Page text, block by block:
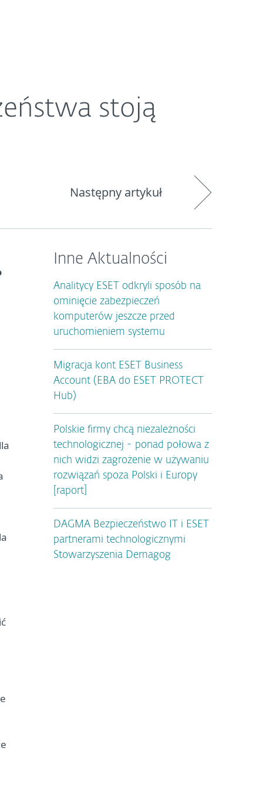
stoją
Następny artykuł
Inne Aktualności
Analitycy ESET odkryli sposób na
ominięcie zabezpieczeń
komputerów jeszcze przed
uruchomieniem systemu
Migracja kont ESET Business
Account (EBA do ESET PROTECT
Hub)
Polskie firmy chcą niezależności
technologicznej - ponad połowa z
nich widzi zagrożenie w używaniu
rozwiązań spoza Polski i Europy
[raport]
DAGMA Bezpieczeństwo IT i ESET
partnerami technologicznymi
Stowarzyszenia Demagog